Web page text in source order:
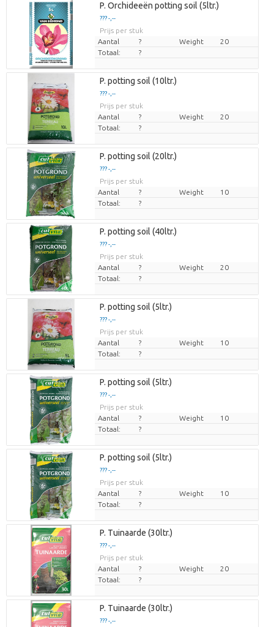
P. Orchideeën potting soil (5ltr.)
??? -,--
Prijs per stuk
Aantal
? Weight
20
Totaal:
?
P. potting soil (10ltr.)
??? -,--
Prijs per stuk
Aantal
? Weight
20
Totaal:
?
P. potting soil (20ltr.)
??? -,--
Prijs per stuk
Aantal
? Weight
10
Totaal:
?
P. potting soil (40ltr.)
??? -,--
Prijs per stuk
Aantal
? Weight
20
Totaal:
?
P. potting soil (5ltr.)
??? -,--
Prijs per stuk
Aantal
? Weight
10
Totaal:
?
P. potting soil (5ltr.)
??? -,--
Prijs per stuk
Aantal
? Weight
10
Totaal:
?
P. potting soil (5ltr.)
??? -,--
Prijs per stuk
Aantal
? Weight
10
Totaal:
?
P. Tuinaarde (30ltr.)
??? -,--
Prijs per stuk
Aantal
? Weight
20
Totaal:
?
P. Tuinaarde (30ltr.)
??? -,--